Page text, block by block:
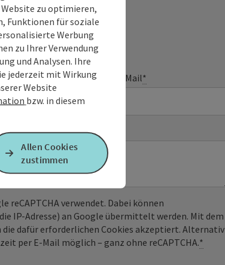
E-Mail*
reCAPTCHA verwendet. Dabei können
IP-Adresse) an Google übermittelt werden. Mit dem
die dafür erforderlichen Cookies akzeptiert. Alternativ
per E-Mail möglich – ganz ohne reCAPTCHA.*
zu optimieren,
Funktionen für soziale
Werbung
zu Ihrer Verwendung
und Analysen. Ihre
jederzeit mit Wirkung
Website
bzw. in diesem
Allen Cookies
zustimmen